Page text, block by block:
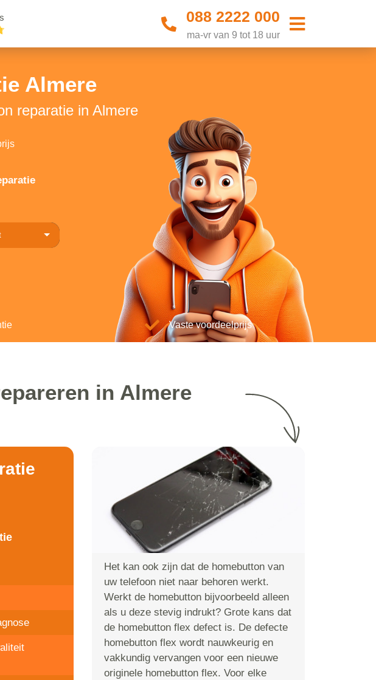
088 2222 000
ma-vr van 9 tot 18 uur
Almere
reparatie in Almere
Vaste voordeelprijs
in Almere
Het kan ook zijn dat de homebutton van
uw telefoon niet naar behoren werkt.
Werkt de homebutton bijvoorbeeld alleen
als u deze stevig indrukt? Grote kans dat
de homebutton flex defect is. De defecte
homebutton flex wordt nauwkeurig en
vakkundig vervangen voor een nieuwe
originele homebutton flex. Voor elke